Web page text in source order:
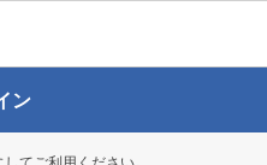
ン
てご利用ください。